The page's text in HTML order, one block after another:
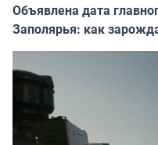
Объявлена дата
Заполярья: как